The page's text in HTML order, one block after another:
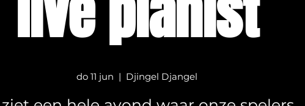
do 11 jun
  |
Djingel Djangel